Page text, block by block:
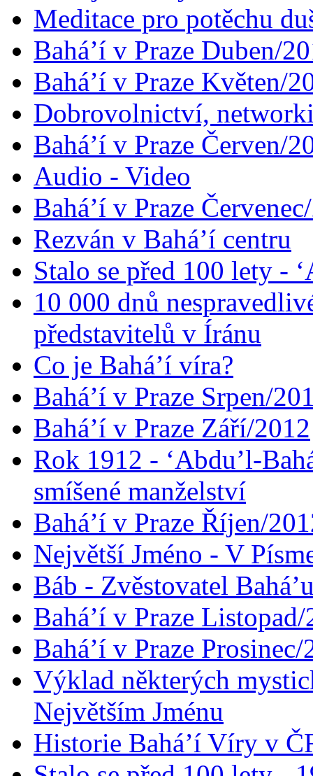
Meditace pro potěchu
Bahá’í v Praze Duben/
Bahá’í v Praze Květen/
Dobrovolnictví,
Bahá’í v Praze Červen/
Audio - Video
Bahá’í v Praze
Rezván v Bahá’í centru
Stalo se před 100 lety -
10 000 dnů
představitelů v Íránu
Co je Bahá’í víra?
Bahá’í v Praze Srpen/
Bahá’í v Praze Září/2012
Rok 1912 - ‘Abdu’l-
smíšené manželství
Bahá’í v Praze Říjen/
Největší Jméno - V
Báb - Zvěstovatel
Bahá’í v Praze
Bahá’í v Praze Prosinec/
Výklad některých
Největším Jménu
Historie Bahá’í Víry v